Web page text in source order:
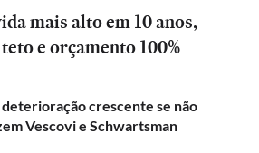
mais alto em 10 anos,
e orçamento 100%
crescente se não
Vescovi e Schwartsman